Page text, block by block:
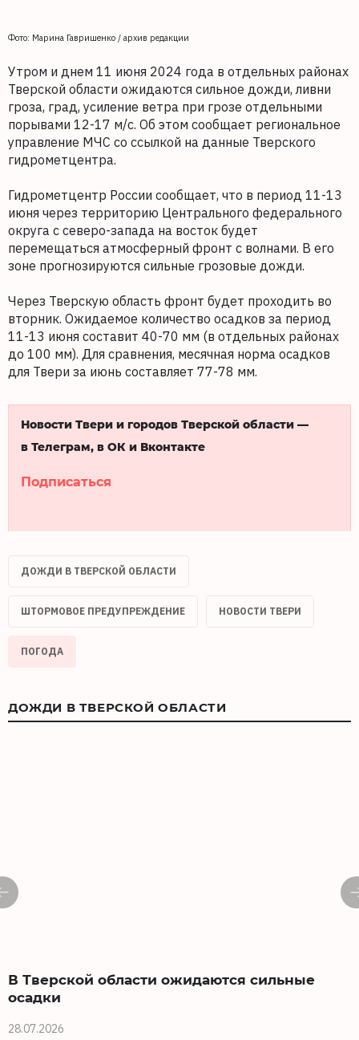
Фото: Марина Гавришенко / архив редакции
Утром и днем 11 июня 2024 года в отдельных районах
Тверской области ожидаются сильное дожди, ливни
гроза, град, усиление ветра при грозе отдельными
порывами 12-17 м/с. Об этом сообщает региональное
управление МЧС со ссылкой на данные Тверского
гидрометцентра.
Гидрометцентр России сообщает, что в период 11-13
июня через территорию Центрального федерального
округа с северо-запада на восток будет
перемещаться атмосферный фронт с волнами. В его
зоне прогнозируются сильные грозовые дожди.
Через Тверскую область фронт будет проходить во
вторник. Ожидаемое количество осадков за период
11-13 июня составит 40-70 мм (в отдельных районах
до 100 мм). Для сравнения, месячная норма осадков
для Твери за июнь составляет 77-78 мм.
Новости Твери и городов Тверской области —
в Телеграм, в ОК и Вконтакте
Подписаться
ДОЖДИ В ТВЕРСКОЙ ОБЛАСТИ
ШТОРМОВОЕ ПРЕДУПРЕЖДЕНИЕ НОВОСТИ ТВЕРИ
ПОГОДА
ДОЖДИ В ТВЕРСКОЙ ОБЛАСТИ
В Тверской области ожидаются сильные
осадки
28.07.2026